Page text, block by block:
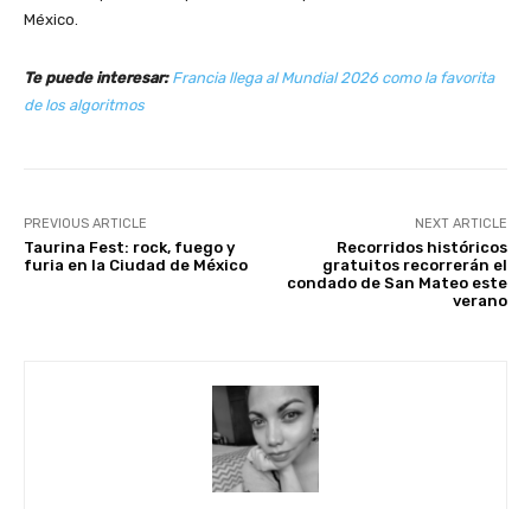
México.
Te puede interesar: Francia llega al Mundial 2026 como la favorita
de los algoritmos
PREVIOUS ARTICLE
Taurina Fest: rock, fuego y
furia en la Ciudad de México
NEXT ARTICLE
Recorridos históricos
gratuitos recorrerán el
condado de San Mateo este
verano